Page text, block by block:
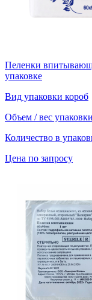
Пеленки
упаковке
Вид упаковки короб
Объем / вес упаковки
Количество в
Цена по запросу